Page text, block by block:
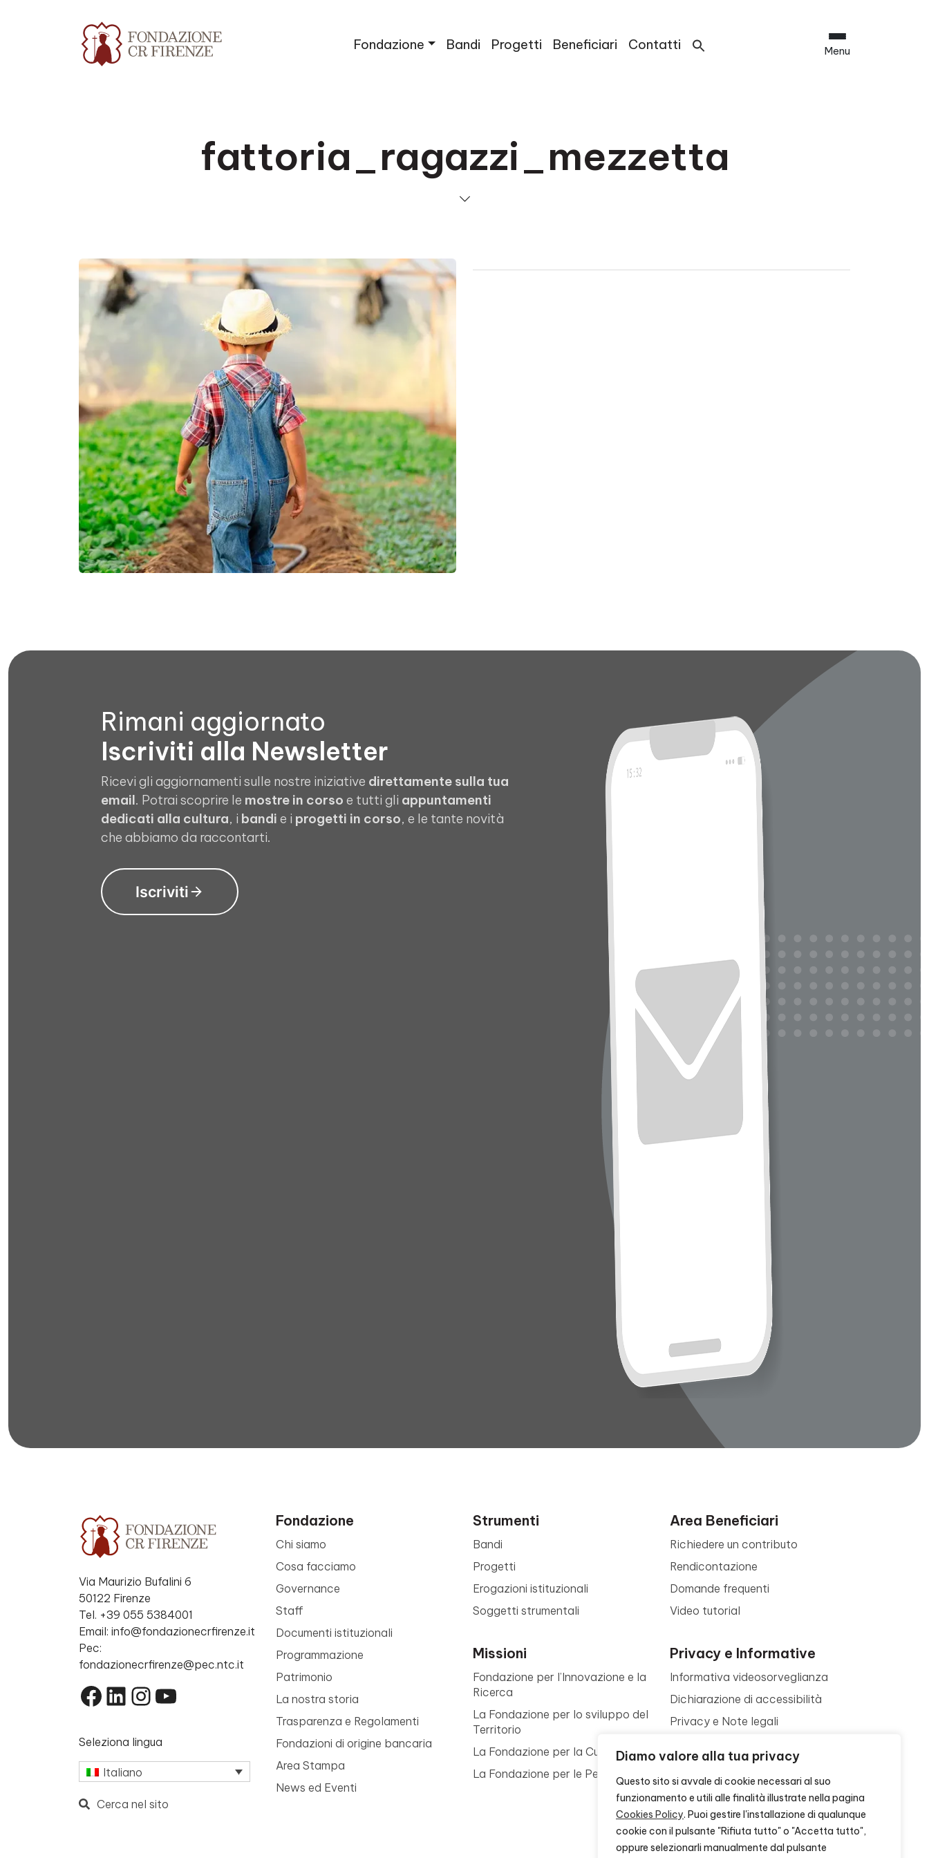
Diamo valore alla tua privacy
Questo sito si avvale di cookie necessari al suo
funzionamento e utili alle finalità illustrate nella pagina
Cookies Policy. Puoi gestire l'installazione di qualunque
cookie con il pulsante "Rifiuta tutto" o "Accetta tutto",
oppure selezionarli manualmente dal pulsante
Fondazione Bandi Progetti Beneficiari Contatti Menu
fattoria_ragazzi_mezzetta
Rimani aggiornato
Iscriviti alla Newsletter
Ricevi gli aggiornamenti sulle nostre iniziative direttamente sulla tua
email. Potrai scoprire le mostre in corso e tutti gli appuntamenti
dedicati alla cultura, i bandi e i progetti in corso, e le tante novità
che abbiamo da raccontarti.
Iscriviti
Via Maurizio Bufalini 6
50122 Firenze
Tel. +39 055 5384001
Email: info@fondazionecrfirenze.it
Pec:
fondazionecrfirenze@pec.ntc.it
Facebook
LinkedIn
Instagram
YouTube
Seleziona lingua
Italiano
Cerca nel sito
Fondazione
Chi siamo
Cosa facciamo
Governance
Staff
Documenti istituzionali
Programmazione
Patrimonio
La nostra storia
Trasparenza e Regolamenti
Fondazioni di origine bancaria
Area Stampa
News ed Eventi
Strumenti
Bandi
Progetti
Erogazioni istituzionali
Soggetti strumentali
Missioni
Fondazione per l’Innovazione e la
Ricerca
La Fondazione per lo sviluppo del
Territorio
La Fondazione per la Cultura
La Fondazione per le Persone
Area Beneficiari
Richiedere un contributo
Rendicontazione
Domande frequenti
Video tutorial
Privacy e Informative
Informativa videosorveglianza
Dichiarazione di accessibilità
Privacy e Note legali
Contattaci